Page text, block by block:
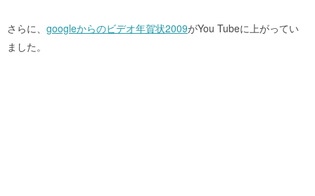
さらに、 googleからのビデオ年賀状2009がYou Tubeに上がってい
ました。